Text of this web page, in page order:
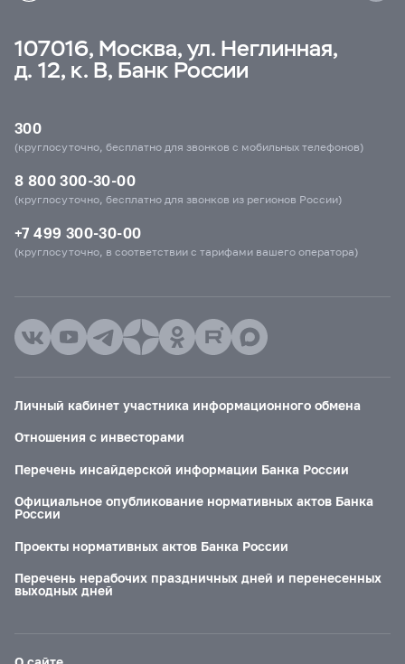
107016, Москва, ул. Неглинная,
д. 12, к. В, Банк России
300
(круглосуточно, бесплатно для звонков с мобильных телефонов)
8 800 300-30-00
(круглосуточно, бесплатно для звонков из регионов России)
+7 499 300-30-00
(круглосуточно, в соответствии с тарифами вашего оператора)
Личный кабинет участника информационного обмена
Отношения с инвесторами
Перечень инсайдерской информации Банка России
Официальное опубликование нормативных актов Банка
России
Проекты нормативных актов Банка России
Перечень нерабочих праздничных дней и перенесенных
выходных дней